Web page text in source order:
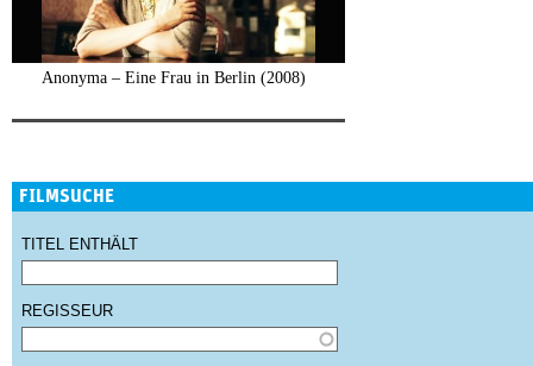
Anonyma – Eine Frau in Berlin (2008)
FILMSUCHE
TITEL ENTHÄLT
REGISSEUR